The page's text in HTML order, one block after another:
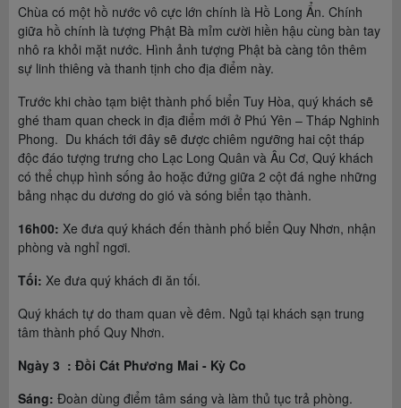
Chùa có một hồ nước vô cực lớn chính là Hồ Long Ẩn. Chính
giữa hồ chính là tượng Phật Bà mỉm cười hiền hậu cùng bàn tay
nhô ra khỏi mặt nước. Hình ảnh tượng Phật bà càng tôn thêm
sự linh thiêng và thanh tịnh cho địa điểm này.
Trước khi chào tạm biệt thành phố biển Tuy Hòa, quý khách sẽ
ghé tham quan check in địa điểm mới ở Phú Yên – Tháp Nghinh
Phong. Du khách tới đây sẽ được chiêm ngưỡng hai cột tháp
độc đáo tượng trưng cho Lạc Long Quân và Âu Cơ, Quý khách
có thể chụp hình sống ảo hoặc đứng giữa 2 cột đá nghe những
bảng nhạc du dương do gió và sóng biển tạo thành.
16h00: Xe đưa quý khách đến thành phố biển Quy Nhơn, nhận
phòng và nghỉ ngơi.
Tối: Xe đưa quý khách đi ăn tối.
Quý khách tự do tham quan về đêm. Ngủ tại khách sạn trung
tâm thành phố Quy Nhơn.
Ngày 3 : Đồi Cát Phương Mai - Kỳ Co
Sáng: Đoàn dùng điểm tâm sáng và làm thủ tục trả phòng.